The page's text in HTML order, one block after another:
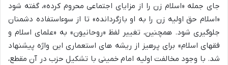
جای جمله «اسلام زن را از مزایای اجتماعی محروم کرده»، گفته شود
«اسلام حق اولیه زن را به او بازگردانده» تا از سوءاستفاده دشمنان
جلوگیری شود. همچنین، تغییر لفظ «روحانیون» به «علمای اسلام و
فقهای اسلام» برای پرهیز از ریشه های استعماری این واژه پیشنهاد
شد. با وجود مخالفت اولیه امام خمینی با تشکیل حزب در آن مقطع،